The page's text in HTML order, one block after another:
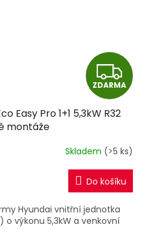
Z
D
R
M
A
ZDARMA
Easy Pro 1+1 5,3kW R32
montáže
Skladem (>5 ks)
Do košíku
Hyundai vnitřní jednotka
) o výkonu 5,3kW a venkovní